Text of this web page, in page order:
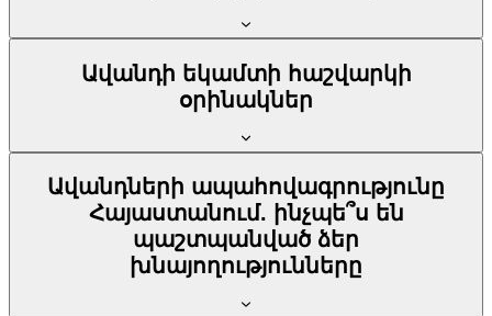
Ավանդի եկամտի հաշվարկի
օրինակներ
Ավանդների ապահովագրությունը
Հայաստանում. ինչպե՞ս են
պաշտպանված ձեր
խնայողությունները